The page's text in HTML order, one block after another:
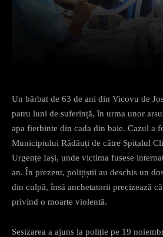
Un bărbat de 63 de ani din Vicovu de
patru luni de suferință, în urma unor
apa fierbinte din cada din baie. Cazul a
Municipiului Rădăuți de către Spitalul
Urgențe Iași, unde victima fusese
an. În prezent, polițiștii au deschis un
din culpă, însă anchetatorii precizează
privind o moarte violentă.
Sesizarea a ajuns la poliție pe 19